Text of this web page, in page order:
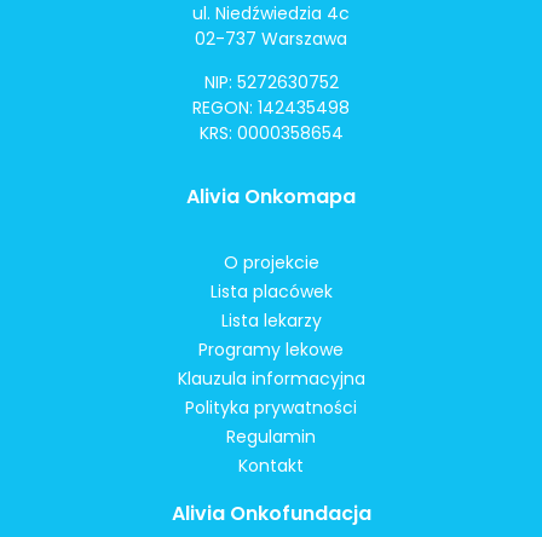
ul. Niedźwiedzia 4c
02-737 Warszawa
NIP: 5272630752
REGON: 142435498
KRS: 0000358654
Alivia Onkomapa
O projekcie
Lista placówek
Lista lekarzy
Programy lekowe
Klauzula informacyjna
Polityka prywatności
Regulamin
Kontakt
Alivia Onkofundacja